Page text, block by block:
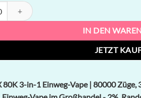
3-in-1 Einweg-Vape | 80000 Züge, 3
IN DEN
JETZT
80K 3-in-1 Einweg-Vape | 80000 Züge,